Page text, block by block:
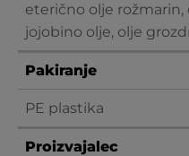
eterično olje rožmarin,
jojobino olje, olje
Pakiranje
PE plastika
Proizvajalec